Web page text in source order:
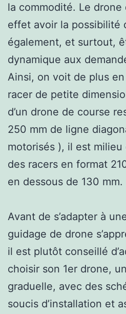
la commodité. Le
effet avoir la possibilité
également, et surtout,
dynamique aux
Ainsi, on voit de plus
racer de petite
d’un drone de course
250 mm de ligne
motorisés ), il est milieu
des racers en format
en dessous de 130 mm.
Avant de s’adapter à
guidage de drone
il est plutôt conseillé
choisir son 1er drone,
graduelle, avec des
soucis d’installation et